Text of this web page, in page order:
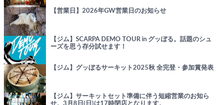
【営業日】2026年GW営業日のお知らせ
【ジム】SCARPA DEMO TOUR in グッぼる。話題のシュ
ーズを思う存分試せます！
【ジム】グッぼるサーキット2025秋 全完登・参加賞発表
【ジム】サーキットセット準備に伴う短縮営業のお知ら
せ。3月8日(日)は17時閉店となります。